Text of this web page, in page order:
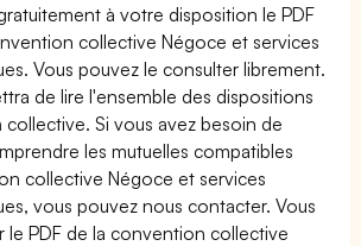
à votre disposition le PDF
collective Négoce et services
Vous pouvez le consulter librement.
de lire l'ensemble des dispositions
Si vous avez besoin de
les mutuelles compatibles
collective Négoce et services
vous pouvez nous contacter. Vous
le PDF de la convention collective